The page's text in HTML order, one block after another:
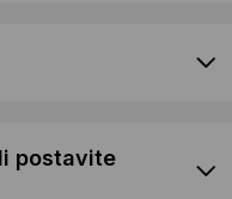
postavite